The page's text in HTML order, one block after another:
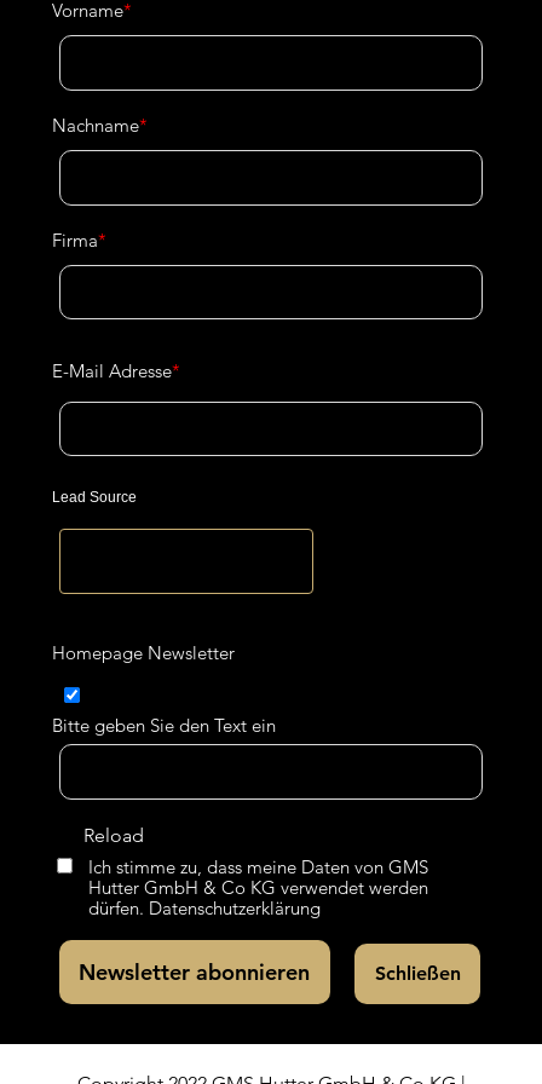
Vorname*
Nachname*
Firma*
E-Mail Adresse*
Lead Source
Homepage Newsletter
Bitte geben Sie den Text ein
Reload
Ich stimme zu, dass meine Daten von GMS
Hutter GmbH & Co KG verwendet werden
dürfen. Datenschutzerklärung